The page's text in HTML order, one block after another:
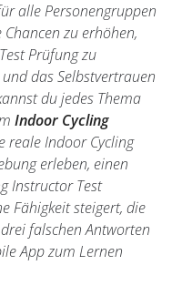
alle Personengruppen
zu erhöhen,
Prüfung zu
das Selbstvertrauen
du jedes Thema
Indoor Cycling
reale Indoor Cycling
erleben, einen
Instructor Test
Fähigkeit steigert, die
falschen Antworten
App zum Lernen